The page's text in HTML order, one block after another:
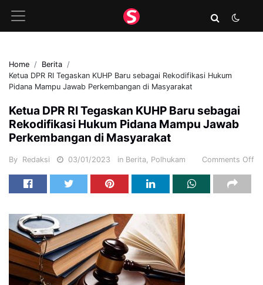
Home
Berita
Ketua DPR RI Tegaskan KUHP Baru sebagai Rekodifikasi Hukum
Pidana Mampu Jawab Perkembangan di Masyarakat
Ketua DPR RI Tegaskan KUHP Baru sebagai
Rekodifikasi Hukum Pidana Mampu Jawab
Perkembangan di Masyarakat
By Redaksi 03/01/2023 in Berita, Polhukam Comments Off